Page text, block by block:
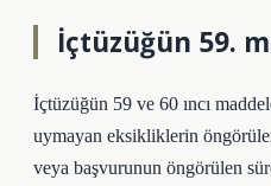
İçtüzüğün 59.
İçtüzüğün 59 ve 60 ıncı
uymayan eksikliklerin
veya başvurunun öngörülen